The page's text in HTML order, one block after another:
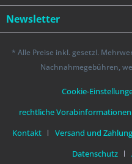
Newsletter
* Alle Preise inkl. gesetzl.
Nachnahmegebühren,
Cookie-
rechtliche Vorabinformationen
Kontakt
Versand und
Datenschutz